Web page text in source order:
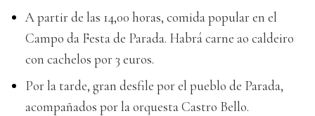
A partir de las 14,00 horas, comida popular en el
Campo da Festa de Parada. Habrá carne ao caldeiro
con cachelos por 3 euros.
Por la tarde, gran desfile por el pueblo de Parada,
acompañados por la orquesta Castro Bello.